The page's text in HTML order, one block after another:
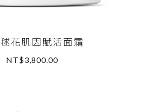
花肌因賦活面霜
NT$3,800.00